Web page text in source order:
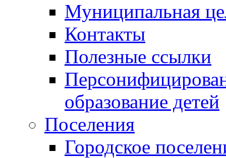
Муниципальная
Контакты
Полезные ссылки
образование детей
Поселения
Городское